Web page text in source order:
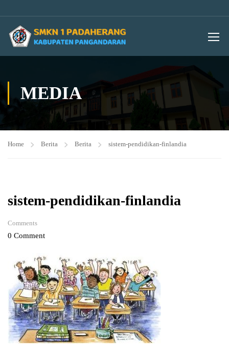
MEDIA
Home Berita Berita sistem-pendidikan-finlandia
sistem-pendidikan-finlandia
Comments
0 Comment